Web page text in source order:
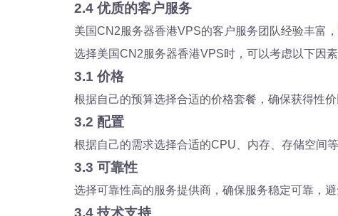
2.4 优质的客户服务
美国CN2服务器香港VPS的客户服务团队经验丰富
选择美国CN2服务器香港VPS时，可以考虑以下因素
3.1 价格
根据自己的预算选择合适的价格套餐，确保获得性价
3.2 配置
根据自己的需求选择合适的CPU、内存、存储空间
3.3 可靠性
选择可靠性高的服务提供商，确保服务稳定可靠，
3.4 技术支持